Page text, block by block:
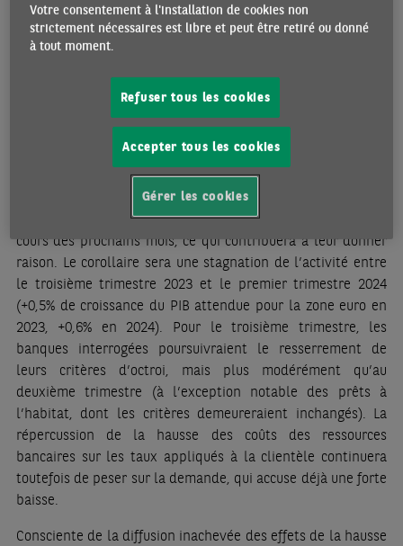
consommation, plus modestement pour les prêts à
l’habitat.
en juillet 2023, le plus faible niveau depuis janvier 2022) est
alimentaires. En revanche, l’inflation sous-jacente n’a
quasiment pas reflué (+5,5%) de son niveau record de mars
(+5,7%), même si, d’après les économistes de la BCE, elle
aurait atteint son pic[1]. Le freinage prononcé du crédit
bancaire devrait en effet continuer de produire ses effets au
cours des prochains mois, ce qui contribuera à leur donner
raison. Le corollaire sera une stagnation de l’activité entre
le troisième trimestre 2023 et le premier trimestre 2024
(+0,5% de croissance du PIB attendue pour la zone euro en
2023, +0,6% en 2024). Pour le troisième trimestre, les
banques interrogées poursuivraient le resserrement de
leurs critères d’octroi, mais plus modérément qu’au
deuxième trimestre (à l’exception notable des prêts à
l’habitat, dont les critères demeureraient inchangés). La
répercussion de la hausse des coûts des ressources
bancaires sur les taux appliqués à la clientèle continuera
toutefois de peser sur la demande, qui accuse déjà une forte
baisse.
Consciente de la diffusion inachevée des effets de la hausse
Votre consentement à l'installation de cookies non
strictement nécessaires est libre et peut être retiré ou donné
à tout moment.
Refuser tous les cookies
Accepter tous les cookies
Gérer les cookies